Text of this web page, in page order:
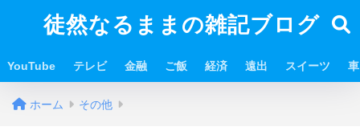
徒然なるままの雑記ブログ
YouTube テレビ 金融 ご飯 経済 遠出 スイーツ 車
ホーム その他